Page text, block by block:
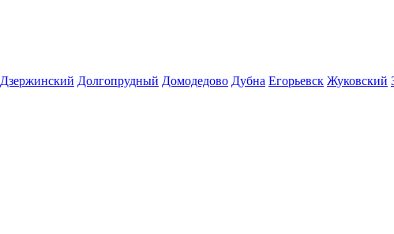
Дзержинский Долгопрудный Домодедово Дубна Егорьевск Жуковский